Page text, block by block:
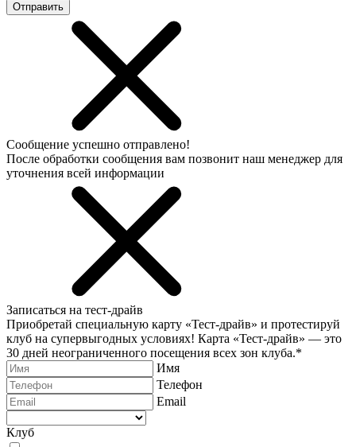
Отправить
Сообщение успешно отправлено!
После обработки сообщения вам позвонит наш менеджер для
уточнения всей информации
Записаться на тест-драйв
Приобретай специальную карту «Тест-драйв» и протестируй
клуб на супервыгодных условиях! Карта «Тест-драйв» — это
30 дней неограниченного посещения всех зон клуба.*
Имя
Телефон
Email
Клуб